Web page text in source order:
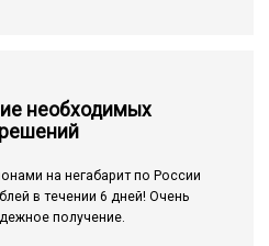
необходимых
на негабарит по России
в течении 6 дней! Очень
получение.